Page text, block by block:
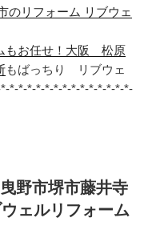
のリフォーム リブウェ
もお任せ！大阪 松原
もばっちり リブウェ
*-*-*-*-*-*-*-*-*-*-*-*-*-*-
野市堺市藤井寺
ェルリフォーム